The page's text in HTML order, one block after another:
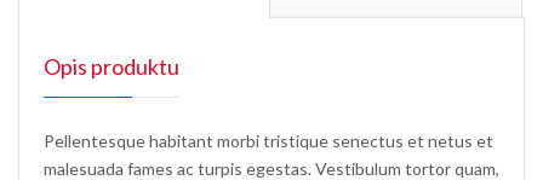
Opis produktu
Pellentesque habitant morbi tristique senectus et netus et
malesuada fames ac turpis egestas. Vestibulum tortor quam,